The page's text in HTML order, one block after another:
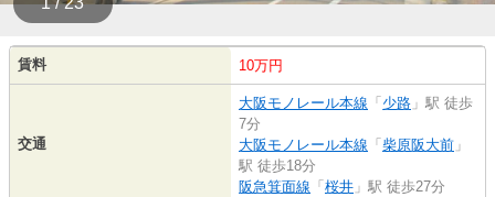
賃料 10万円
交通
大阪モノレール本線 「 少路 」駅 徒歩
7分
大阪モノレール本線 「 柴原阪大前 」
駅 徒歩18分
阪急箕面線 「 桜井 」駅 徒歩27分